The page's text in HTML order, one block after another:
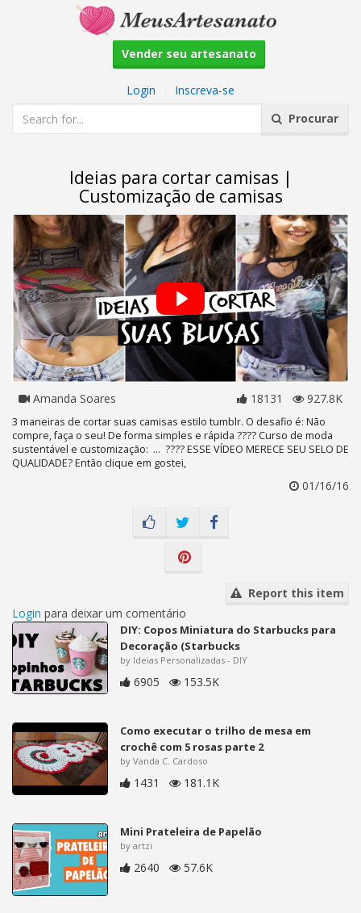
Vender seu artesanato
Login
Inscreva-se
Procurar
Ideias para cortar camisas |
Customização de camisas
Amanda Soares 18131 927.8K
3 maneiras de cortar suas camisas estilo tumblr. O desafio é: Não
compre, faça o seu! De forma simples e rápida ???? Curso de moda
sustentável e customização: ... ???? ESSE VÍDEO MERECE SEU SELO DE
QUALIDADE? Então clique em gostei,
01/16/16
Report this item
Login para deixar um comentário
DIY: Copos Miniatura do Starbucks para
Decoração (Starbucks
by Ideias Personalizadas - DIY
6905 153.5K
Como executar o trilho de mesa em
crochê com 5 rosas parte 2
by Vanda C. Cardoso
1431 181.1K
Mini Prateleira de Papelão
by artzi
2640 57.6K